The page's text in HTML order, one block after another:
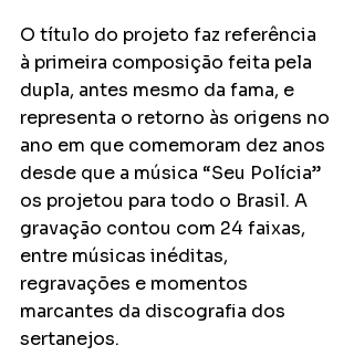
O título do projeto faz referência
à primeira composição feita pela
dupla, antes mesmo da fama, e
representa o retorno às origens no
ano em que comemoram dez anos
desde que a música “Seu Polícia”
os projetou para todo o Brasil. A
gravação contou com 24 faixas,
entre músicas inéditas,
regravações e momentos
marcantes da discografia dos
sertanejos.